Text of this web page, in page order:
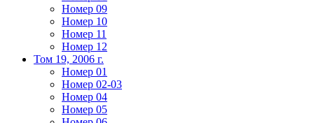
Номер 09
Номер 10
Номер 11
Номер 12
Том 19, 2006 г.
Номер 01
Номер 02-03
Номер 04
Номер 05